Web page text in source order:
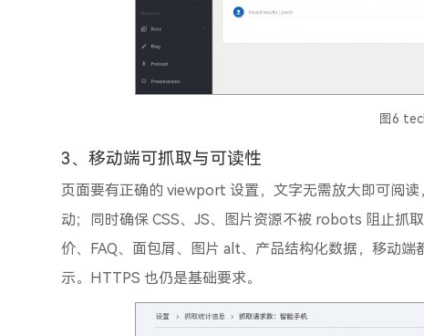
图6
3、移动端可抓取与可读性
页面要有正确的 viewport 设置，文字无需放大即可阅
动；同时确保 CSS、JS、图片资源不被 robots 阻止抓
价、FAQ、面包屑、图片 alt、产品结构化数据，移动
示。HTTPS 也仍是基础要求。